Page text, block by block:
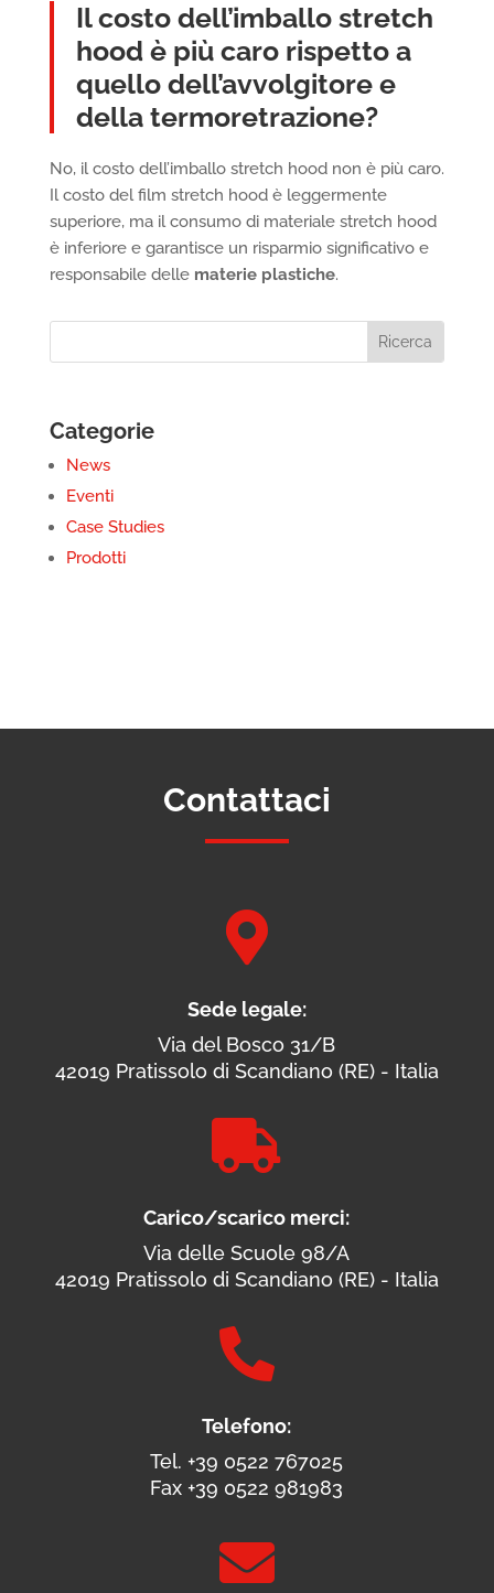
Il costo dell’imballo stretch
hood è più caro rispetto a
quello dell’avvolgitore e
della termoretrazione?
No, il costo dell’imballo stretch hood non è più caro.
Il costo del film stretch hood è leggermente
superiore, ma il consumo di materiale stretch hood
è inferiore e garantisce un risparmio significativo e
responsabile delle materie plastiche.
Categorie
News
Eventi
Case Studies
Prodotti
Contattaci

Sede legale:
Via del Bosco 31/B
42019 Pratissolo di Scandiano (RE) - Italia

Carico/scarico merci:
Via delle Scuole 98/A
42019 Pratissolo di Scandiano (RE) - Italia

Telefono:
Tel. +39 0522 767025
Fax +39 0522 981983
